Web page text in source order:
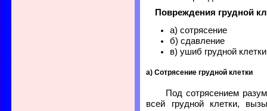
Повреждения грудной
а) сотрясение
б) сдавление
в) ушиб грудной
а) Сотрясение грудной клетки
Под сотрясением
всей грудной клетки,